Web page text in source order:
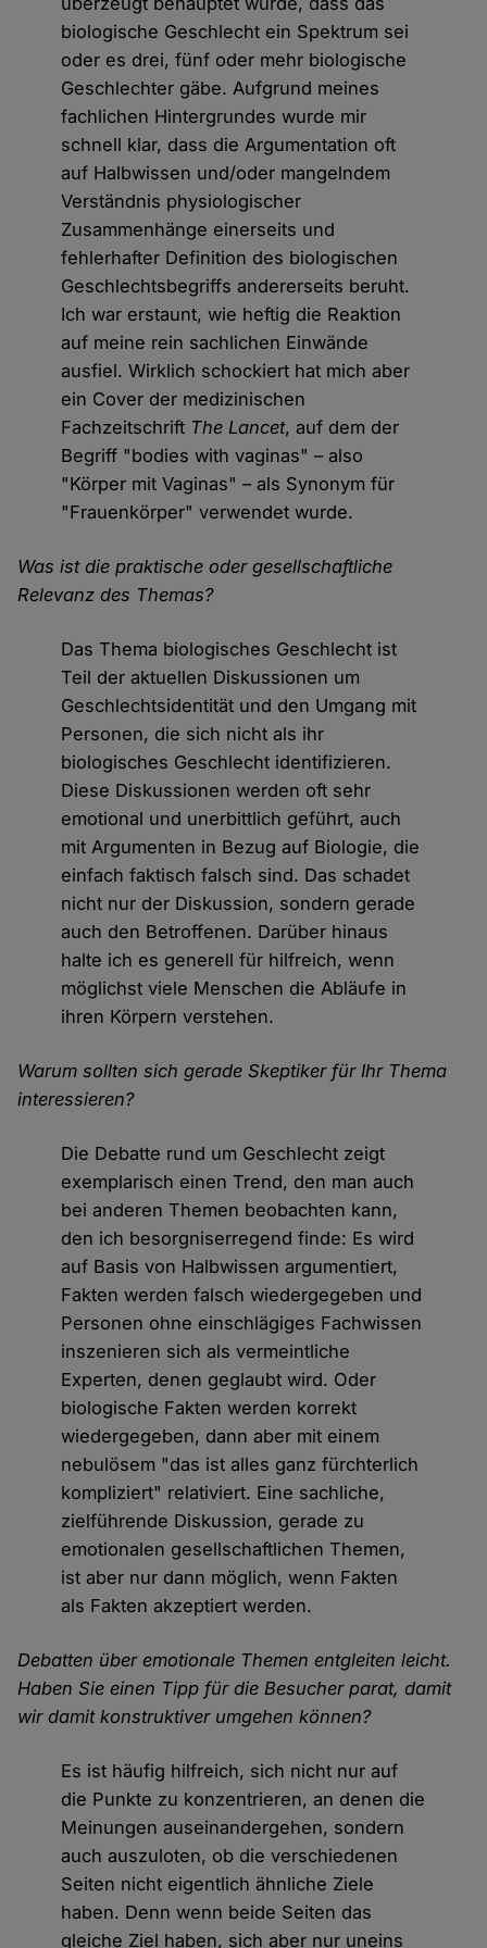
biologische Geschlecht ein Spektrum sei
oder es drei, fünf oder mehr biologische
Geschlechter gäbe. Aufgrund meines
fachlichen Hintergrundes wurde mir
schnell klar, dass die Argumentation oft
auf Halbwissen und/oder mangelndem
Verständnis physiologischer
Zusammenhänge einerseits und
fehlerhafter Definition des biologischen
Geschlechtsbegriffs andererseits beruht.
Ich war erstaunt, wie heftig die Reaktion
auf meine rein sachlichen Einwände
ausfiel. Wirklich schockiert hat mich aber
ein Cover der medizinischen
Fachzeitschrift The Lancet, auf dem der
Begriff "bodies with vaginas" – also
"Körper mit Vaginas" – als Synonym für
"Frauenkörper" verwendet wurde.
Was ist die praktische oder gesellschaftliche
Relevanz des Themas?
Das Thema biologisches Geschlecht ist
Teil der aktuellen Diskussionen um
Geschlechtsidentität und den Umgang mit
Personen, die sich nicht als ihr
biologisches Geschlecht identifizieren.
Diese Diskussionen werden oft sehr
emotional und unerbittlich geführt, auch
mit Argumenten in Bezug auf Biologie, die
einfach faktisch falsch sind. Das schadet
nicht nur der Diskussion, sondern gerade
auch den Betroffenen. Darüber hinaus
halte ich es generell für hilfreich, wenn
möglichst viele Menschen die Abläufe in
ihren Körpern verstehen.
Warum sollten sich gerade Skeptiker für Ihr Thema
interessieren?
Die Debatte rund um Geschlecht zeigt
exemplarisch einen Trend, den man auch
bei anderen Themen beobachten kann,
den ich besorgniserregend finde: Es wird
auf Basis von Halbwissen argumentiert,
Fakten werden falsch wiedergegeben und
Personen ohne einschlägiges Fachwissen
inszenieren sich als vermeintliche
Experten, denen geglaubt wird. Oder
biologische Fakten werden korrekt
wiedergegeben, dann aber mit einem
nebulösem "das ist alles ganz fürchterlich
kompliziert" relativiert. Eine sachliche,
zielführende Diskussion, gerade zu
emotionalen gesellschaftlichen Themen,
ist aber nur dann möglich, wenn Fakten
als Fakten akzeptiert werden.
Debatten über emotionale Themen entgleiten leicht.
Haben Sie einen Tipp für die Besucher parat, damit
wir damit konstruktiver umgehen können?
Es ist häufig hilfreich, sich nicht nur auf
die Punkte zu konzentrieren, an denen die
Meinungen auseinandergehen, sondern
auch auszuloten, ob die verschiedenen
Seiten nicht eigentlich ähnliche Ziele
haben. Denn wenn beide Seiten das
gleiche Ziel haben, sich aber nur uneins